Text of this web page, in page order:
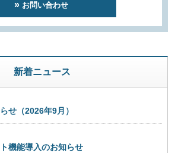
お問い合わせ
新着ニュース
せ（2026年9月）
機能導入のお知らせ